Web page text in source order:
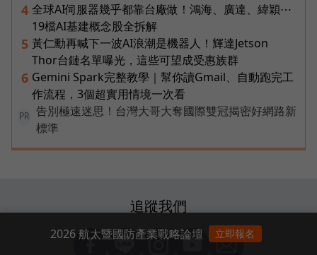
4 全球AI伺服器幾乎都靠台廠做！鴻海、廣達、緯穎⋯
19檔AI基建概念股全拆解
5 黃仁勳再喊下一波AI浪潮是機器人！輝達Jetson
Thor台鏈名單曝光，這些可望成受惠族群
6 Gemini Spark完整教學｜幫你讀Gmail、自動跑完工
作流程，3個超實用情境一次看
PR
告別極速迷思！台灣大哥大奪國際雙冠揭密好網路新
標準
追蹤我們
2026 航太暨國防產業戰略論壇 立即報名